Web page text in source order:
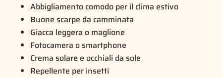
Abbigliamento comodo per il clima estivo
Buone scarpe da camminata
Giacca leggera o maglione
Fotocamera o smartphone
Crema solare e occhiali da sole
Repellente per insetti